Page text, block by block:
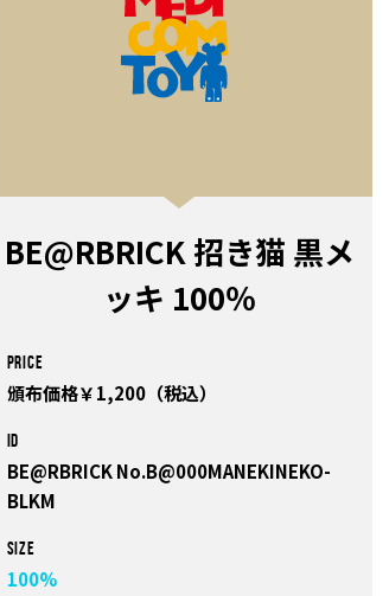
BE@RBRICK 招き猫 黒メ
ッキ 100％
PRICE
頒布価格￥1,200（税込）
ID
BE@RBRICK No.B@000MANEKINEKO-
BLKM
Size
100%